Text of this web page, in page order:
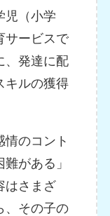
児（小学
サービスで
、発達に配
キルの獲得
情のコント
がある」
はさまざ
、その子の